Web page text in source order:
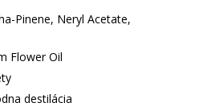
Pinene, Neryl Acetate,
Flower Oil
destilácia